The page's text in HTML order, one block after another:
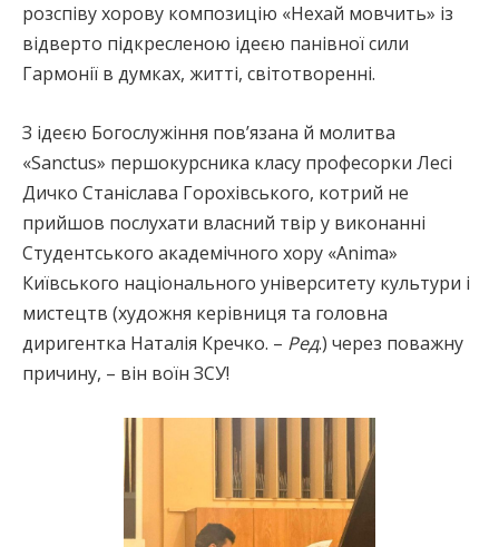
розспіву хорову композицію «Нехай мовчить» із
відверто підкресленою ідеєю панівної сили
Гармонії в думках, житті, світотворенні.
З ідеєю Богослужіння пов’язана й молитва
«Sanctus» першокурсника класу професорки Лесі
Дичко Станіслава Горохівського, котрий не
прийшов послухати власний твір у виконанні
Студентського академічного хору «Anima»
Київського національного університету культури і
мистецтв (художня керівниця та головна
диригентка Наталія Кречко. – Ред.) через поважну
причину, – він воїн ЗСУ!